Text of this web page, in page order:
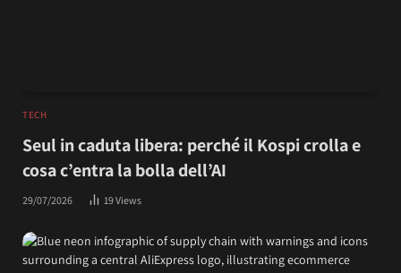
TECH
Seul in caduta libera: perché il Kospi crolla e
cosa c’entra la bolla dell’AI
29/07/2026 19Views